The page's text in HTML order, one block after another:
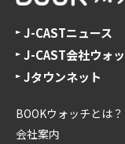
J-CASTニュース
J-CAST会社ウォ
Jタウンネット
BOOKウォッチとは？
会社案内